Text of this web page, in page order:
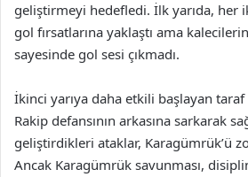
geliştirmeyi hedefledi. İlk yarıda, her
gol fırsatlarına yaklaştı ama
sayesinde gol sesi çıkmadı.
İkinci yarıya daha etkili başlayan
Rakip defansının arkasına sarkarak
geliştirdikleri ataklar, Karagümrük’ü
Ancak Karagümrük savunması,